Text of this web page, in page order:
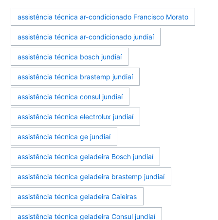
assistência técnica ar-condicionado Francisco Morato
assistência técnica ar-condicionado jundiaí
assistência técnica bosch jundiaí
assistência técnica brastemp jundiaí
assistência técnica consul jundiaí
assistência técnica electrolux jundiaí
assistência técnica ge jundiaí
assistência técnica geladeira Bosch jundiaí
assistência técnica geladeira brastemp jundiaí
assistência técnica geladeira Caieiras
assistência técnica geladeira Consul jundiaí